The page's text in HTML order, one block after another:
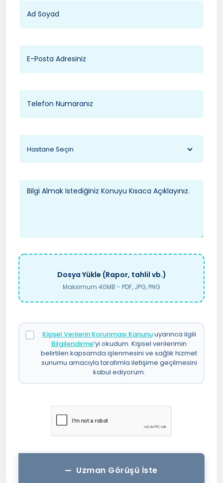
Hastane Seçin
Dosya Yükle (Rapor, tahlil vb.)
Maksimum 40MB - PDF, JPG, PNG
Kişisel Verilerin Korunması Kanunuuyarınca ilgili
Bilgilendirme’yi okudum. Kişisel verilerimin
belirtilen kapsamda işlenmesini ve sağlık hizmet
sunumu amacıyla tarafımla iletişime geçilmesini
kabul ediyorum.
Uzman Görüşü İste